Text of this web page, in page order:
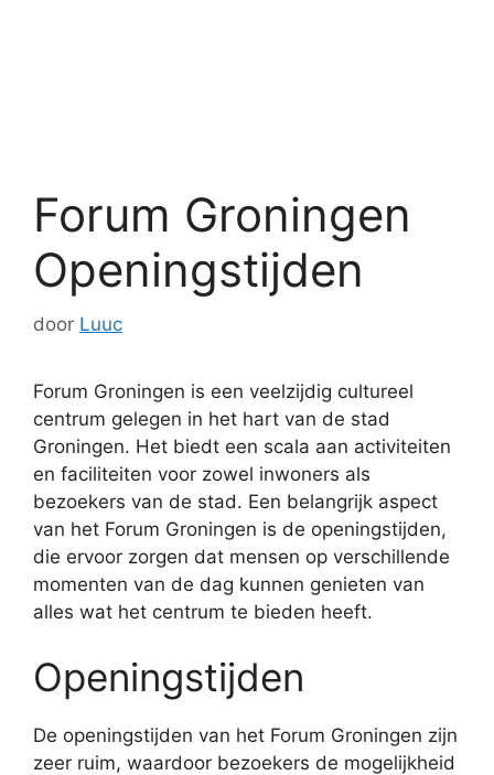
Forum Groningen
Openingstijden
door Luuc
Forum Groningen is een veelzijdig cultureel
centrum gelegen in het hart van de stad
Groningen. Het biedt een scala aan activiteiten
en faciliteiten voor zowel inwoners als
bezoekers van de stad. Een belangrijk aspect
van het Forum Groningen is de openingstijden,
die ervoor zorgen dat mensen op verschillende
momenten van de dag kunnen genieten van
alles wat het centrum te bieden heeft.
Openingstijden
De openingstijden van het Forum Groningen zijn
zeer ruim, waardoor bezoekers de mogelijkheid